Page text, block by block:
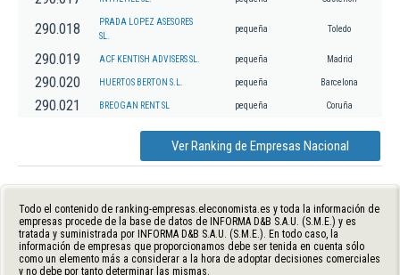
290.018
PRADA LOPEZ ASESORES
SL.
pequeña Toledo
290.019 ACF KENTISH ADVISERS SL. pequeña Madrid
290.020 HUERTOS BERTON S.L. pequeña Barcelona
290.021 BREOGAN RENT SL pequeña Coruña
Ver Ranking de Empresas Nacional
Todo el contenido de ranking-empresas.eleconomista.es y toda la información de
empresas procede de la base de datos de INFORMA D&B S.A.U. (S.M.E.) y es
tratada y suministrada por INFORMA D&B S.A.U. (S.M.E.). En todo caso, la
información de empresas que proporcionamos debe ser tenida en cuenta sólo
como un elemento más a considerar a la hora de adoptar decisiones comerciales
y no debe por tanto determinar las mismas.